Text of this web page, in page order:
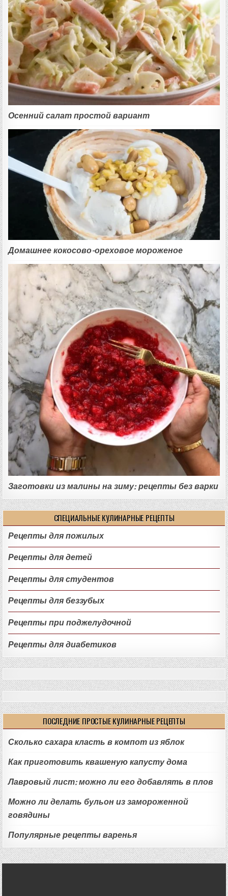
Осенний салат простой вариант
Домашнее кокосово-ореховое мороженое
Заготовки из малины на зиму: рецепты без варки
СПЕЦИАЛЬНЫЕ КУЛИНАРНЫЕ РЕЦЕПТЫ
Рецепты для пожилых
Рецепты для детей
Рецепты для студентов
Рецепты для беззубых
Рецепты при поджелудочной
Рецепты для диабетиков
ПОСЛЕДНИЕ ПРОСТЫЕ КУЛИНАРНЫЕ РЕЦЕПТЫ
Сколько сахара класть в компот из яблок
Как приготовить квашеную капусту дома
Лавровый лист: можно ли его добавлять в плов
Можно ли делать бульон из замороженной
говядины
Популярные рецепты варенья